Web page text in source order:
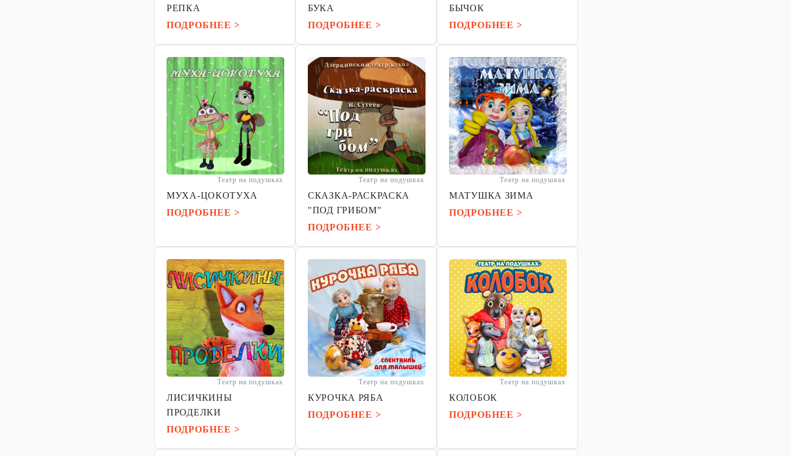
РЕПКА
ПОДРОБНЕЕ >
БУКА
ПОДРОБНЕЕ >
БЫЧОК
ПОДРОБНЕЕ >
Театр на подушках
МУХА-ЦОКОТУХА
ПОДРОБНЕЕ >
Театр на подушках
СКАЗКА-РАСКРАСКА
"ПОД ГРИБОМ"
ПОДРОБНЕЕ >
Театр на подушках
МАТУШКА ЗИМА
ПОДРОБНЕЕ >
Театр на подушках
ЛИСИЧКИНЫ
ПРОДЕЛКИ
ПОДРОБНЕЕ >
Театр на подушках
КУРОЧКА РЯБА
ПОДРОБНЕЕ >
Театр на подушках
КОЛОБОК
ПОДРОБНЕЕ >